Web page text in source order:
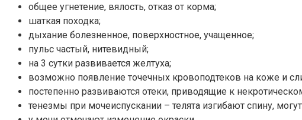
общее угнетение, вялость, отказ от корма;
шаткая походка;
дыхание болезненное, поверхностное, учащенное;
пульс частый, нитевидный;
на 3 сутки развивается желтуха;
возможно появление точечных кровоподтеков на коже и
постепенно развиваются отеки, приводящие к
тенезмы при мочеиспускании – телята изгибают спину, могут